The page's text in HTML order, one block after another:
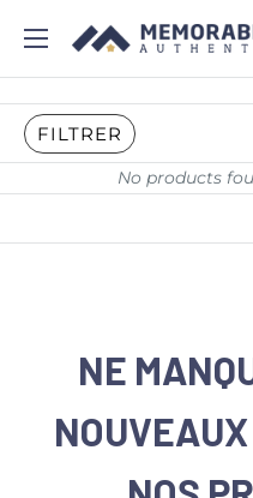
FILTRER
No products
NE